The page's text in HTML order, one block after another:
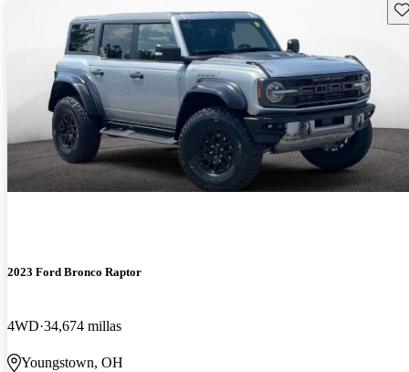
2023 Ford Bronco Raptor
4WD 34,674 millas
Youngstown, OH